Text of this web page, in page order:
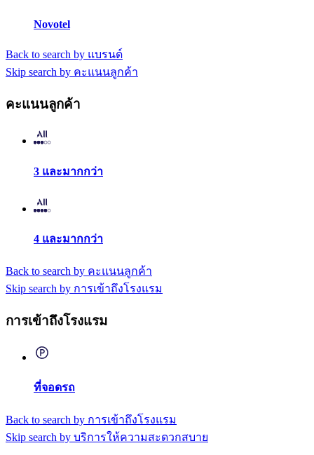
Novotel
Back to search by แบรนด์
Skip search by คะแนนลูกค้า
คะแนนลูกค้า
3 และมากกว่า
4 และมากกว่า
Back to search by คะแนนลูกค้า
Skip search by การเข้าถึงโรงแรม
การเข้าถึงโรงแรม
ที่จอดรถ
Back to search by การเข้าถึงโรงแรม
Skip search by บริการให้ความสะดวกสบาย